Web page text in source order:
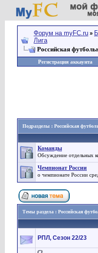
Форум на myFC.ru »
Лига
Российская
Регистрация аккаунта
Подразделы : Российская
Команды
Обсуждение отдельных
Чемпионат России
о чемпионате России
Темы раздела : Российская
РПЛ, Сезон 22/23